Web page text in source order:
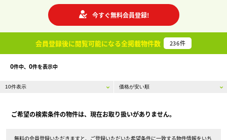
今すぐ無料会員登録!
会員登録後に閲覧可能になる全掲載物件数 236件
0件中、 0件を表示中
ご希望の検索条件の物件は、現在お取り扱いがありません。
無料の会員登録いただきますと、ご登録いただいた希望条件に一致する物件情報をいち